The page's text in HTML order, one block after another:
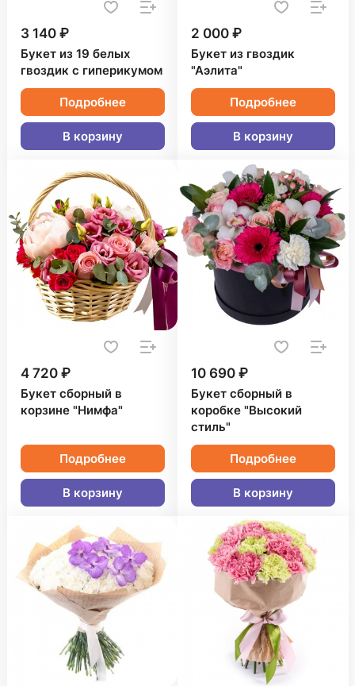
3 140 ₽
Букет из 19 белых
гвоздик с гиперикумом
Подробнее
В корзину
2 000 ₽
Букет из гвоздик
"Аэлита"
Подробнее
В корзину
4 720 ₽
Букет сборный в
корзине "Нимфа"
Подробнее
В корзину
10 690 ₽
Букет сборный в
коробке "Высокий
стиль"
Подробнее
В корзину